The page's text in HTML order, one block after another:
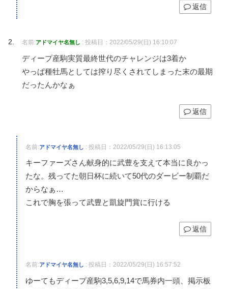
返信
名前:アドマイヤ名無し : 投稿日：2022/05/29(日) 16:10:07
ディープ産駒実質最終世代のチャレンジは3着か
やっぱ種牡馬としては搾り尽くされてしまった末の最期
だったんかなぁ
返信
名前:アドマイヤ名無し : 投稿日：2022/05/29(日) 16:13:05
キーファーズさん献身的に武豊を支えて本当に良かっ
たな。残ってた朝日杯に続いて50代のダービー制覇だ
からなぁ…
これで胸を張って武豊と凱旋門賞に行ける
返信
名前:アドマイヤ名無し : 投稿日：2022/05/29(日) 16:57:52
ゆーてもディープ産駒3,5,6,9,14で馬券内一頭、掲示板